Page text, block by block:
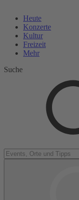
Heute
Konzerte
Kultur
Freizeit
Mehr
Suche